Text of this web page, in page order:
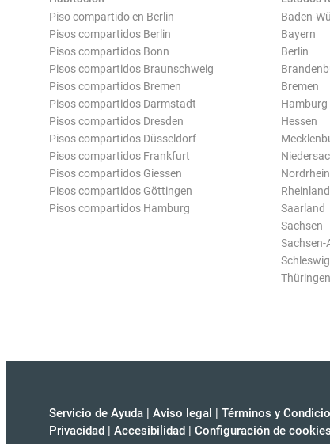
Piso compartido en Berlin
Pisos compartidos Berlin
Pisos compartidos Bonn
Pisos compartidos Braunschweig
Pisos compartidos Bremen
Pisos compartidos Darmstadt
Pisos compartidos Dresden
Pisos compartidos Düsseldorf
Pisos compartidos Frankfurt
Pisos compartidos Giessen
Pisos compartidos Göttingen
Pisos compartidos Hamburg
Baden-
Bayern
Berlin
Bremen
Hamburg
Hessen
Saarland
Sachsen
Sachsen-
Thüringen
Servicio de Ayuda | Aviso legal | Términos y
Privacidad | Accesibilidad | Configuración de cookies